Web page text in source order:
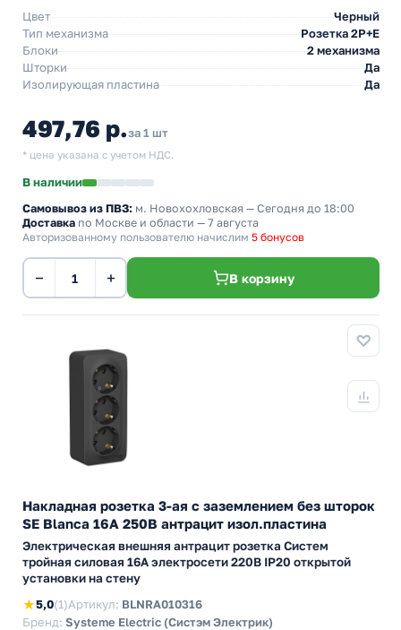
Цвет
Черный
Тип механизма
Розетка 2Р+Е
Блоки
2 механизма
Шторки
Да
Изолирующая пластина
Да
497,76 р.за 1 шт
* цена указана с учетом НДС.
В наличии
Самовывоз из ПВЗ: м. Новохохловская — Сегодня до 18:00
Доставка по Москве и области — 7 августа
Авторизованному пользователю начислим 5 бонусов
− + В корзину
Накладная розетка 3-ая с заземлением без шторок
SE Blanca 16А 250В антрацит изол.пластина
Электрическая внешняя антрацит розетка Систем
тройная силовая 16А электросети 220В IP20 открытой
установки на стену
★5,0(1)Артикул: BLNRA010316
Бренд: Systeme Electric (Систэм Электрик)